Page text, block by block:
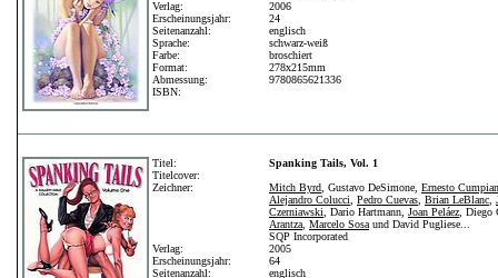
Verlag:
Erscheinungsjahr:
Seitenanzahl:
Sprache:
Farbe:
Format:
Abmessung:
ISBN:
2006
24
englisch
schwarz-weiß
broschiert
278x215mm
9780865621336
Titel:
Titelcover:
Zeichner:
Verlag:
Erscheinungsjahr:
Seitenanzahl:
Spanking Tails, Vol. 1
Mitch Byrd , Gustavo DeSimone, Ernesto Cumpian
Alejandro Colucci
Pedro Cuevas Brian LeBlanc
Czerniawski , Dario Hartmann, Joan Peláez , Diego
Arantza Marcelo Sosa und David Pugliese...
SQP Incorporated
2005
64
englisch